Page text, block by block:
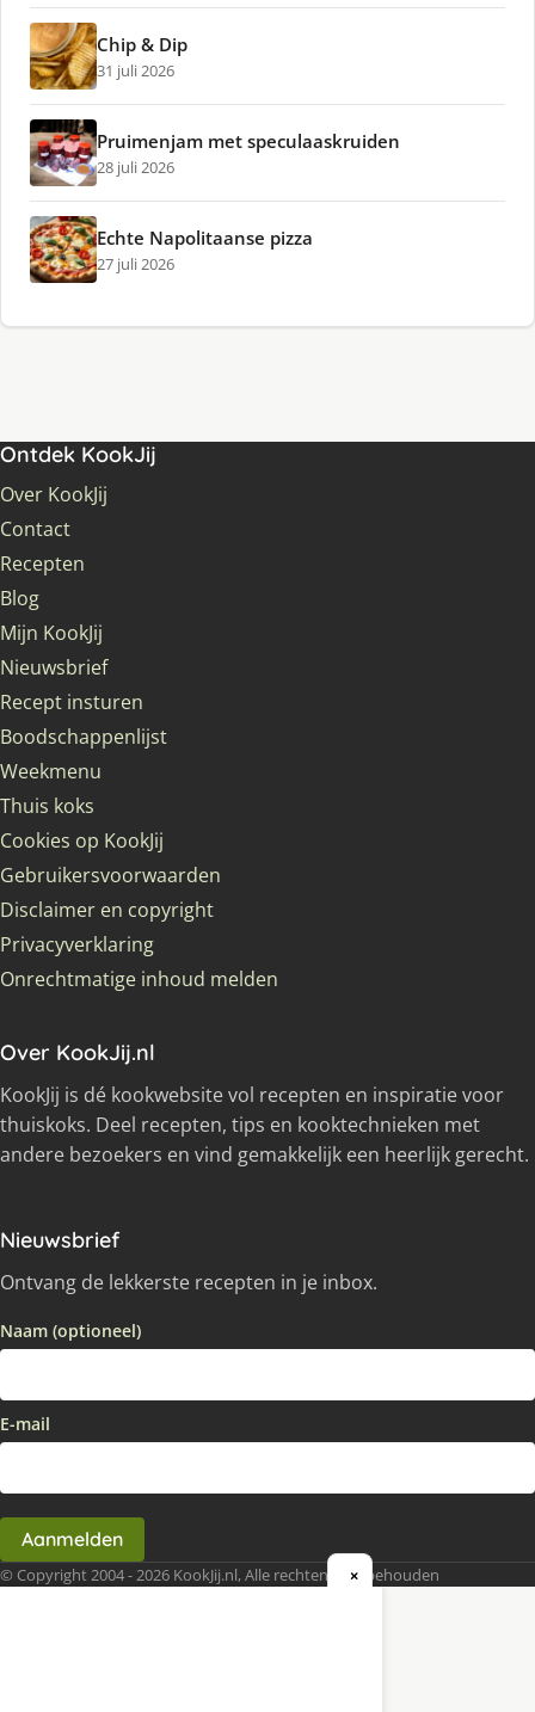
Chip & Dip
31 juli 2026
Pruimenjam met speculaaskruiden
28 juli 2026
Echte Napolitaanse pizza
27 juli 2026
Ontdek KookJij
Over KookJij
Contact
Recepten
Blog
Mijn KookJij
Nieuwsbrief
Recept insturen
Boodschappenlijst
Weekmenu
Thuis koks
Cookies op KookJij
Gebruikersvoorwaarden
Disclaimer en copyright
Privacyverklaring
Onrechtmatige inhoud melden
Over KookJij.nl
KookJij is dé kookwebsite vol recepten en inspiratie voor
thuiskoks. Deel recepten, tips en kooktechnieken met
andere bezoekers en vind gemakkelijk een heerlijk gerecht.
Nieuwsbrief
Ontvang de lekkerste recepten in je inbox.
Naam (optioneel)
E-mail
Aanmelden
© Copyright 2004 - 2026 KookJij.nl, Alle rechten voorbehouden
×